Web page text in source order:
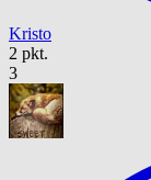
Kristo
2 pkt.
3